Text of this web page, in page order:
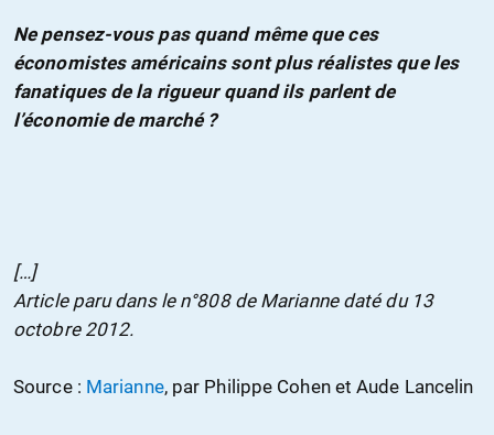
Ne pensez-vous pas quand même que ces
économistes américains sont plus réalistes que les
fanatiques de la rigueur quand ils parlent de
l’économie de marché ?
[…]
Article paru dans le n°808 de Marianne daté du 13
octobre 2012.
Source : Marianne, par Philippe Cohen et Aude Lancelin